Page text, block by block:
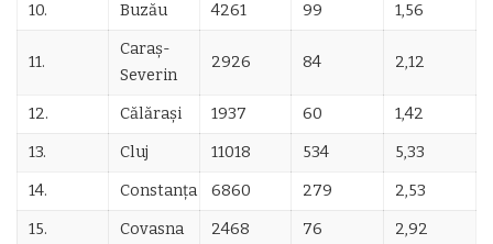
10. Buzău 4261 99 1,56
11.
Caraș-
Severin
2926 84 2,12
12. Călărași 1937 60 1,42
13. Cluj 11018 534 5,33
14. Constanța 6860 279 2,53
15. Covasna 2468 76 2,92